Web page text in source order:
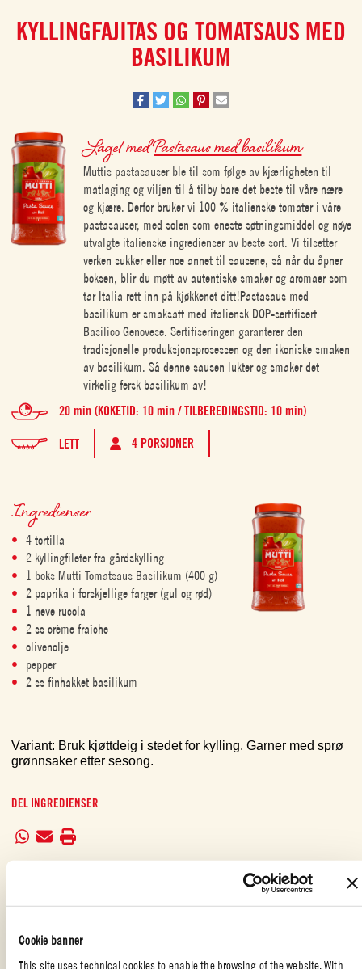
Cookie banner
This site uses technical cookies to enable the browsing of the website. With
KYLLINGFAJITAS OG TOMATSAUS MED
BASILIKUM
Laget medPastasaus med basilikum
Muttis pastasauser ble til som følge av kjærligheten til
matlaging og viljen til å tilby bare det beste til våre nære
og kjære. Derfor bruker vi 100 % italienske tomater i våre
pastasauser, med solen som eneste søtningsmiddel og nøye
utvalgte italienske ingredienser av beste sort. Vi tilsetter
verken sukker eller noe annet til sausene, så når du åpner
boksen, blir du møtt av autentiske smaker og aromaer som
tar Italia rett inn på kjøkkenet ditt!Pastasaus med
basilikum er smaksatt med italiensk DOP-sertifisert
Basilico Genovese. Sertifiseringen garanterer den
tradisjonelle produksjonsprosessen og den ikoniske smaken
av basilikum. Så denne sausen lukter og smaker det
virkelig fersk basilikum av!
20 min (KOKETID: 10 min / TILBEREDINGSTID: 10 min)
LETT 4 PORSJONER
Ingredienser
4 tortilla
2 kyllingfileter fra gårdskylling
1 boks Mutti Tomatsaus Basilikum (400 g)
2 paprika i forskjellige farger (gul og rød)
1 neve rucola
2 ss crème fraîche
olivenolje
pepper
2 ss finhakket basilikum
Variant: Bruk kjøttdeig i stedet for kylling. Garner med sprø
grønnsaker etter sesong.
DEL INGREDIENSER
varm dem i ovnen mens du tilbereder kyllingen.